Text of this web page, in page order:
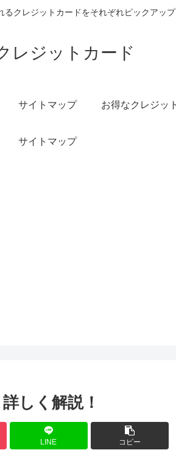
るクレジットカードをそれぞれピックアップ
レジットカード
サイトマップ
サイトマップ
しく解説！
LINE コピー